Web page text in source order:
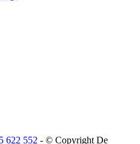
622 552 - © Copyright De